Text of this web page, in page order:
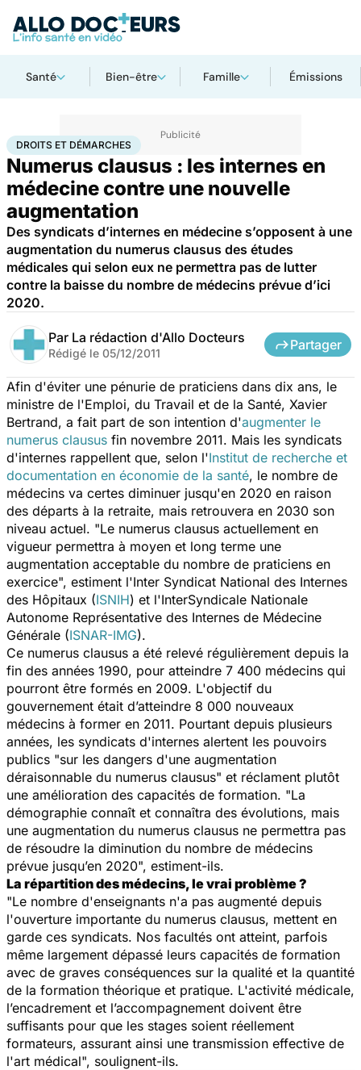
Santé Bien-être Famille Émissions
AccueilSantéSociétéDroits et démarches
DROITS ET DÉMARCHES
Numerus clausus : les internes en
médecine contre une nouvelle
augmentation
Des syndicats d’internes en médecine s’opposent à une
augmentation du numerus clausus des études
médicales qui selon eux ne permettra pas de lutter
contre la baisse du nombre de médecins prévue d’ici
2020.
Par La rédaction d'Allo Docteurs
Rédigé le 05/12/2011
Partager
Afin d'éviter une pénurie de praticiens dans dix ans, le
ministre de l'Emploi, du Travail et de la Santé, Xavier
Bertrand, a fait part de son intention d'augmenter le
numerus clausus fin novembre 2011. Mais les syndicats
d'internes rappellent que, selon l'Institut de recherche et
documentation en économie de la santé, le nombre de
médecins va certes diminuer jusqu'en 2020 en raison
des départs à la retraite, mais retrouvera en 2030 son
niveau actuel. "Le numerus clausus actuellement en
vigueur permettra à moyen et long terme une
augmentation acceptable du nombre de praticiens en
exercice", estiment l'Inter Syndicat National des Internes
des Hôpitaux (ISNIH) et l'InterSyndicale Nationale
Autonome Représentative des Internes de Médecine
Générale (ISNAR-IMG).
Ce numerus clausus a été relevé régulièrement depuis la
fin des années 1990, pour atteindre 7 400 médecins qui
pourront être formés en 2009. L'objectif du
gouvernement était d’atteindre 8 000 nouveaux
médecins à former en 2011. Pourtant depuis plusieurs
années, les syndicats d'internes alertent les pouvoirs
publics "sur les dangers d'une augmentation
déraisonnable du numerus clausus" et réclament plutôt
une amélioration des capacités de formation. "La
démographie connaît et connaîtra des évolutions, mais
une augmentation du numerus clausus ne permettra pas
de résoudre la diminution du nombre de médecins
prévue jusqu’en 2020", estiment-ils.
La répartition des médecins, le vrai problème ?
"Le nombre d'enseignants n'a pas augmenté depuis
l'ouverture importante du numerus clausus, mettent en
garde ces syndicats. Nos facultés ont atteint, parfois
même largement dépassé leurs capacités de formation
avec de graves conséquences sur la qualité et la quantité
de la formation théorique et pratique. L'activité médicale,
l’encadrement et l’accompagnement doivent être
suffisants pour que les stages soient réellement
formateurs, assurant ainsi une transmission effective de
l'art médical", soulignent-ils.